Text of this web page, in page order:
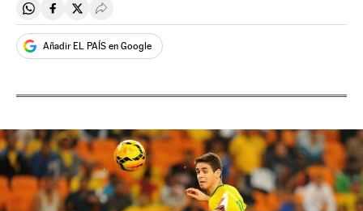
Compartir en Whatsapp
Compartir en Facebook
Compartir en Twitter
Desplegar Redes Sociales
Añadir EL PAÍS en Google